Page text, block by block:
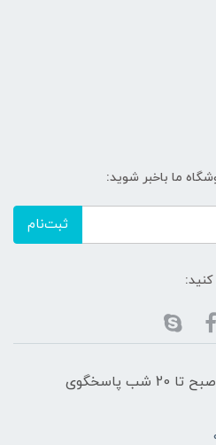
ما باخبر شوید:
ثبت‌نام
هفت روز هفته، از ساعت 8 صبح تا 20 شب پاسخگوی